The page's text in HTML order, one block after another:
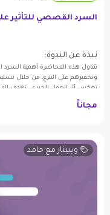
السرد القصصي للتأثير
نبذة عن الندوة:
تتناول هذه المحاضرة أهمية
وتحفيزهم على التبرع، من خلال
تعكس أثر العمل الخيري. تهدف
المؤثرة – كالتشويق، والتعاطف،
وتقنيات تسويقية مدعومة بالقصص.
مجاناً
ويبينار مع حامد